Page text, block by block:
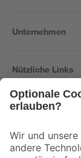
Unternehmen
Nützliche Links
Der toom